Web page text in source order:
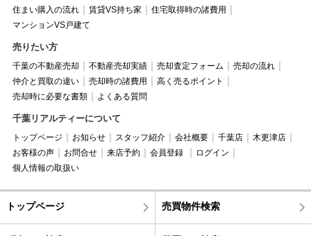
住まい購入の流れ
賃貸VS持ち家
住宅取得時の諸費用
マンションVS戸建て
売りたい方
千葉の不動産売却 不動産売却実績 売却査定フォーム
売却の流れ
仲介と買取の違い
売却時の諸費用
高く売るポイント
売却時に必要な書類
よくある質問
千葉リアルティーについて
トップページ お知らせ スタッフ紹介 会社概要 千葉店
木更津店
お客様の声
お問合せ 来店予約 会員登録
ログイン
個人情報の取扱い
トップページ 売買物件検索